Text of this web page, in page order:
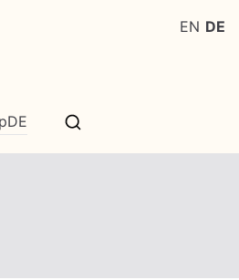
DE
EN DE